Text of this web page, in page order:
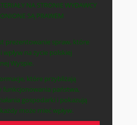
NA STRONIE WYDAWCY
SĄ PRAWEM
prezentowanie spraw, które
na życie polskiej
Wyspie.
które przybliżają
funkcjonowania państwa,
gospodarki i pokazują
może mieć wpływ.